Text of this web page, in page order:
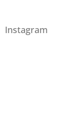
Instagram